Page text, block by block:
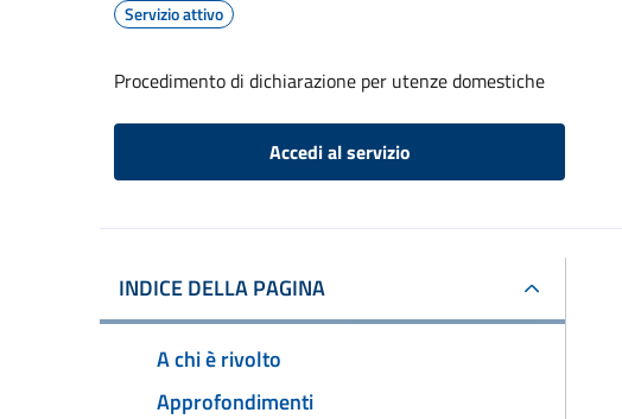
Servizio attivo
Procedimento di dichiarazione per utenze domestiche
Accedi al servizio
INDICE DELLA PAGINA
A chi è rivolto
Approfondimenti